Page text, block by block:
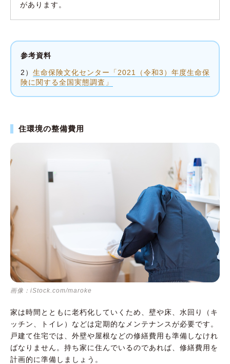
があります。
参考資料
2） 生命保険文化センター「2021（令和3）年度生命保
険に関する全国実態調査」
住環境の整備費用
画像：iStock.com/maroke
家は時間とともに老朽化していくため、壁や床、水回り（キ
ッチン、トイレ）などは定期的なメンテナンスが必要です。
戸建て住宅では、外壁や屋根などの修繕費用も準備しなけれ
ばなりません。持ち家に住んでいるのであれば、修繕費用を
計画的に準備しましょう。